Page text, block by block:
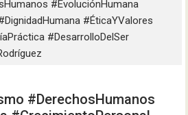
#EvoluciónHumana
#ÉticaYValores
#DesarrolloDelSer
#DerechosHumanos